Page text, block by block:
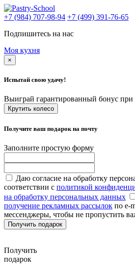
+7 (984) 707-98-94 +7 (499) 391-76-65
Подпишитесь на нас
Моя кухня
×
Испытай свою удачу!
Выиграй гарантированный бонус при
Крутить колесо
Получите ваш подарок на почту
Заполните простую форму
Даю согласие на обработку
соответствии с политикой
на обработку персональных данных
получение рекламных рассылок по e-
мессенджеры, чтобы не пропустить
Получить подарок
Получить
подарок